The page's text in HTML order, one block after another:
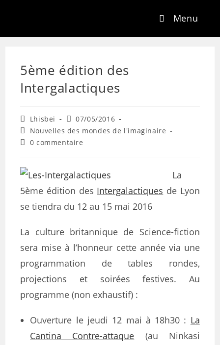
Menu
5ème édition des
Intergalactiques
Lhisbei
07/05/2016
Nouvelles des mondes de l'imaginaire
0 commentaire
La
5ème édition des Intergalactiques de Lyon
se tiendra du 12 au 15 mai 2016
La culture britannique de Science-fiction
sera mise à l’honneur cette année via une
programmation de tables rondes,
projections et soirées festives. Au
programme (non exhaustif) :
Ouverture le jeudi 12 mai à 18h30 : La
Cantina Contre-attaque (au Ninkasi